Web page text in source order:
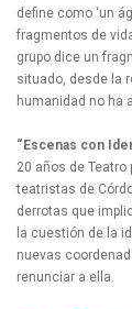
define como ‘un
fragmentos de
grupo dice un
situado, desde la
humanidad no ha
“Escenas con
20 años de Teatro
teatristas de
derrotas que
la cuestión de la
nuevas
renunciar a ella.